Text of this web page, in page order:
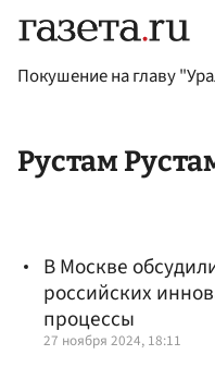
Покушение на главу
Рустам
В Москве
российских
процессы
27 ноября 2024, 18:11